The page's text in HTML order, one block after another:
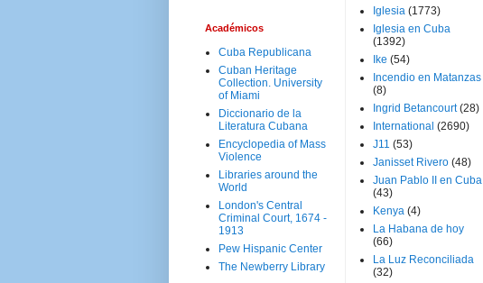
Académicos
Cuba Republicana
Cuban Heritage
Collection. University
of Miami
Diccionario de la
Literatura Cubana
Encyclopedia of Mass
Violence
Libraries around the
World
London's Central
Criminal Court, 1674 -
1913
Pew Hispanic Center
The Newberry Library
Iglesia (1773)
Iglesia en Cuba
(1392)
Ike (54)
Incendio en Matanzas
(8)
Ingrid Betancourt (28)
International (2690)
J11 (53)
Janisset Rivero (48)
Juan Pablo II en Cuba
(43)
Kenya (4)
La Habana de hoy
(66)
La Luz Reconciliada
(32)